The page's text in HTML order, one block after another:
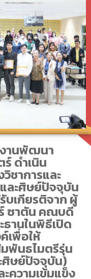
านพัฒนา
ดำเนิน
ชาการและ
ละศิษย์ปัจจุบัน
บเกียรติจาก ผู้
ซาตัน คณบดี
านในพิธีเปิด
เพื่อให้
พันธไมตรีรุ่น
ศิษย์ปัจจุบัน)
ความเข้มแข็ง